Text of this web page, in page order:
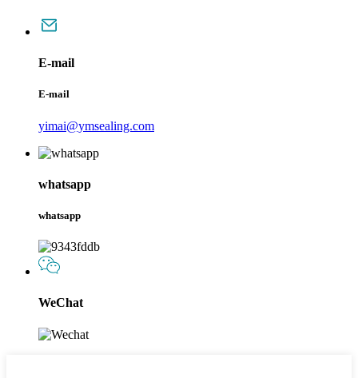
E-mail
E-mail
yimai@ymsealing.com
whatsapp
whatsapp
WeChat